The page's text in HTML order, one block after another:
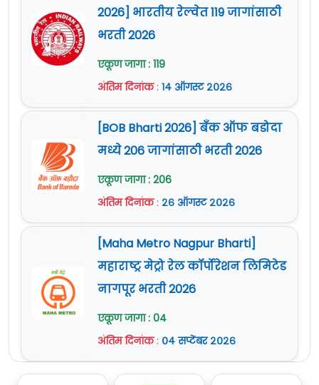
2026] भारतीय रेल्वेत 119 जागांसाठी
भरती 2026
एकूण जागा : 119
अंतिम दिनांक: १४ ऑगस्ट २०२६
[BOB Bharti 2026] बँक ऑफ बडोदा
मध्ये 206 जागांसाठी भरती 2026
एकूण जागा : 206
अंतिम दिनांक: २६ ऑगस्ट २०२६
[Maha Metro Nagpur Bharti]
महाराष्ट्र मेट्रो रेल कॉर्पोरेशन लिमिटेड
नागपूर भरती 2026
एकूण जागा : 04
अंतिम दिनांक: ०४ सप्टेंबर २०२६